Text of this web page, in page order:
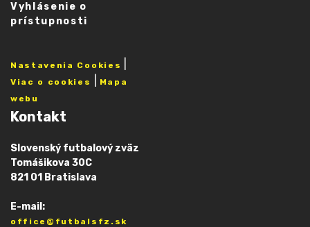
Vyhlásenie o
prístupnosti
Nastavenia Cookies
Viac o cookies
Mapa
webu
Kontakt
Slovenský futbalový zväz
Tomášikova 30C
821 01 Bratislava
E-mail:
office@futbalsfz.sk